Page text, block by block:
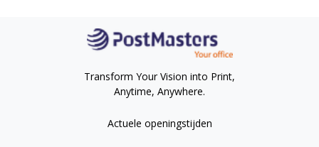
Transform Your Vision into Print,
Anytime, Anywhere.
Actuele openingstijden